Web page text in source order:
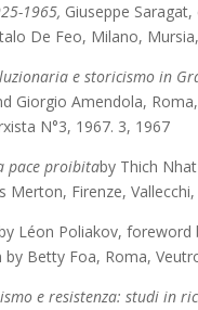
1965, Giuseppe
De Feo, Milano,
e storicismo in
Giorgio Amendola,
N°3, 1967. 3, 1967
pace proibitaby Thich
Merton, Firenze, Vallecchi,
Léon Poliakov, foreword
Betty Foa, Roma,
e resistenza: studi in